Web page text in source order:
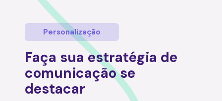
Personalização
Faça sua estratégia de
comunicação se
destacar